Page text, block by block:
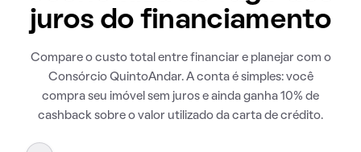
juros do financiamento
Compare o custo total entre financiar e planejar com o
Consórcio QuintoAndar. A conta é simples: você
compra seu imóvel sem juros e ainda ganha 10% de
cashback sobre o valor utilizado da carta de crédito.